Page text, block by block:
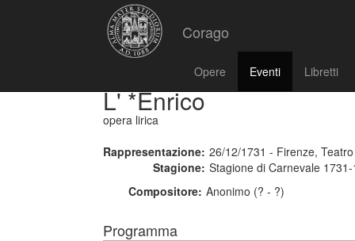
Corago
Opere Eventi Libretti
L' *Enrico
opera lirica
Rappresentazione: 26/12/1731 - Firenze,
Stagione: Stagione di Carnevale
Compositore: Anonimo (? - ?)
Programma